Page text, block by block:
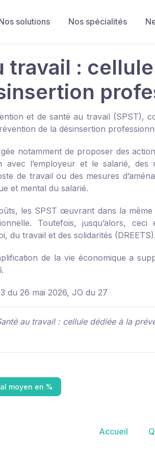
solutions Nos spécialités
travail :
et de santé au travail (SPST),
de la désinsertion
notamment de proposer des
l’employeur et le salarié, des
de travail ou des mesures
et mental du salarié.
les SPST œuvrant dans la
Toutefois, jusqu’alors,
du travail et des solidarités (DREETS).
de la vie économique a
du 26 mai 2026, JO du 27
au travail : cellule dédiée à la
moyen en %
Accueil